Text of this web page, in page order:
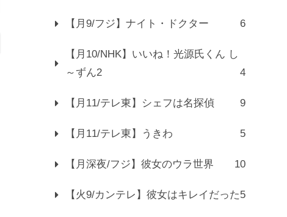
【月9/フジ】ナイト・ドクター 6
【月10/NHK】いいね！光源氏くん し
～ずん2
4
【月11/テレ東】シェフは名探偵 9
【月11/テレ東】うきわ 5
【月深夜/フジ】彼女のウラ世界 10
【火9/カンテレ】彼女はキレイだった5